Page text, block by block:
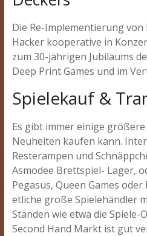
Die Re-Implementierung von
Hacker kooperative in
zum 30-jährigen Jubiläums
Deep Print Games und im
Spielekauf &
Es gibt immer einige
Neuheiten kaufen kann.
Resterampen und
Asmodee Brettspiel- Lager,
Pegasus, Queen Games
etliche große Spielehändler
Ständen wie etwa die Spiele-
Second Hand Markt ist gut